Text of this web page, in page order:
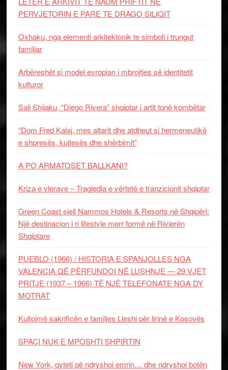
PERVJETORIN E PARE TE DRAGO SILIQIT
Oxhaku, nga elementi arkitektonik te simboli i trungut
familjar
Arbëreshët si model evropian i mbrojtjes së identitetit
kulturor
Sali Shijaku, “Diego Rivera” shqiptar i artit tonë kombëtar
“Dom Fred Kalaj, mes altarit dhe atdheut si hermeneutikë
e shpresës, kujtesës dhe shërbimit”
A PO ARMATOSET BALLKANI?
Kriza e vlerave – Tragjedia e vërtetë e tranzicionit shqiptar
Green Coast sjell Nammos Hotels & Resorts në Shqipëri:
Një destinacion i ri lifestyle merr formë në Rivierën
Shqiptare
PUEBLO (1966) / HISTORIA E SPANJOLLES NGA
VALENCIA QË PËRFUNDOI NË LUSHNJE — 29 VJET
PRITJE (1937 – 1966) TË NJË TELEFONATE NGA DY
MOTRAT
Kujtojmë sakrificën e familjes Lleshi për lirinë e Kosovës
SPAÇI NUK E MPOSHTI SHPIRTIN
New York, qyteti që ndryshoi emrin… dhe ndryshoi botën